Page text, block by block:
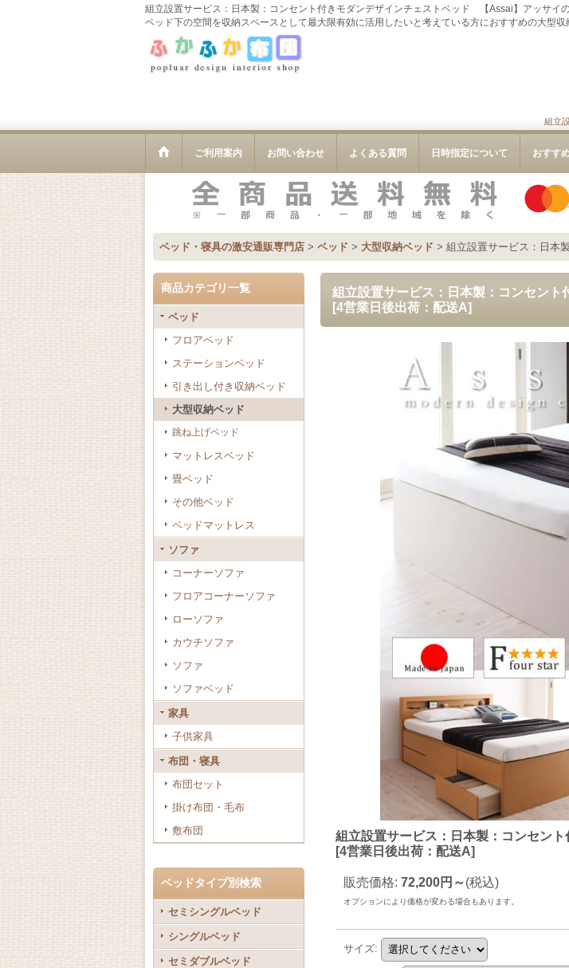
組立設置サービス：日本製：コンセント付きモダンデザインチェストベッド 【Assai】アッサイ
ベッド下の空間を収納スペースとして最大限有効に活用したいと考えている方におすすめの大型収
組立
ご利用案内 お問い合わせ よくある質問 日時指定について おすす
ベッド・寝具の激安通販専門店 > ベッド > 大型収納ベッド > 組立設置サービス：日本
商品カテゴリ一覧
ベッド
フロアベッド
ステーションベッド
引き出し付き収納ベッド
大型収納ベッド
跳ね上げベッド
マットレスベッド
畳ベッド
その他ベッド
ベッドマットレス
ソファ
コーナーソファ
フロアコーナーソファ
ローソファ
カウチソファ
ソファ
ソファベッド
家具
子供家具
布団・寝具
布団セット
掛け布団・毛布
敷布団
ベッドタイプ別検索
セミシングルベッド
シングルベッド
セミダブルベッド
組立設置サービス：日本製：コンセン
[4営業日後出荷：配送A]
組立設置サービス：日本製：コンセン
[4営業日後出荷：配送A]
販売価格: 72,200円～(税込)
オプションにより価格が変わる場合もあります。
サイズ: